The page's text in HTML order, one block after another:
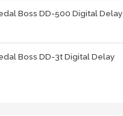
Boss DD-500 Digital Delay
Boss DD-3t Digital Delay